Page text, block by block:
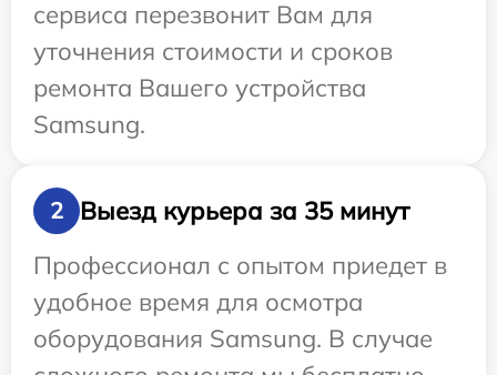
сервиса перезвонит Вам для
уточнения стоимости и сроков
ремонта Вашего устройства
Samsung.
2
Выезд курьера за 35 минут
Профессионал с опытом приедет в
удобное время для осмотра
оборудования Samsung. В случае